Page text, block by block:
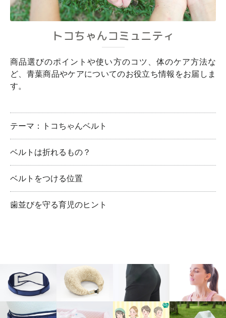
トコちゃんコミュニティ
商品選びのポイントや使い方のコツ、体のケア方法な
ど、青葉商品やケアについてのお役立ち情報をお届しま
す。
テーマ：トコちゃんベルト
ベルトは折れるもの？
ベルトをつける位置
歯並びを守る育児のヒント